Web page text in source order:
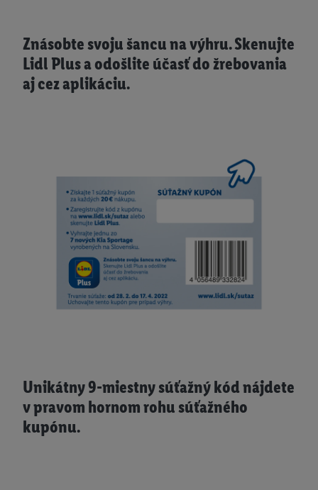
Znásobte svoju šancu na výhru. Skenujte
Lidl Plus a odošlite účasť do žrebovania
aj cez aplikáciu.
Unikátny 9-miestny súťažný kód nájdete
v pravom hornom rohu súťažného
kupónu.